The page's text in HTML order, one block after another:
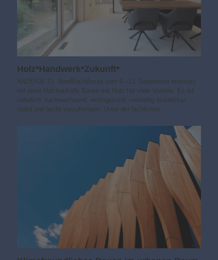
Holz*Handwerk*Zukunft*
ANZEIGE 71. NordBau-Messe vom 9.–13. September erstmals
mit einer Holzbauhalle Bauen mit Holz hat viele Vorteile. Es ist
natürlich, nachwachsend, wohngesund, vielseitig einsetzbar,
stabil und leicht vorzufertigen. Unter der fachlichen…